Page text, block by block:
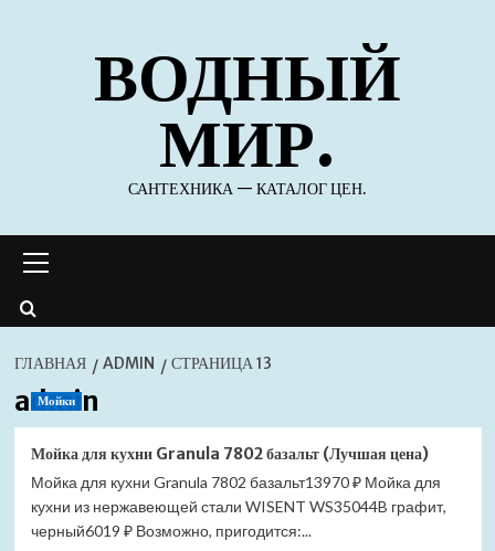
содержимомуВОДНЫЙ
МИР.
САНТЕХНИКА — КАТАЛОГ ЦЕН.
меню
ГЛАВНАЯ ADMIN СТРАНИЦА 13
admin
Мойки
Мойка для кухни Granula 7802 базальт (Лучшая цена)
Мойка для кухни Granula 7802 базальт13970 ₽ Мойка для
кухни из нержавеющей стали WISENT WS35044B графит,
черный6019 ₽ Возможно, пригодится:...